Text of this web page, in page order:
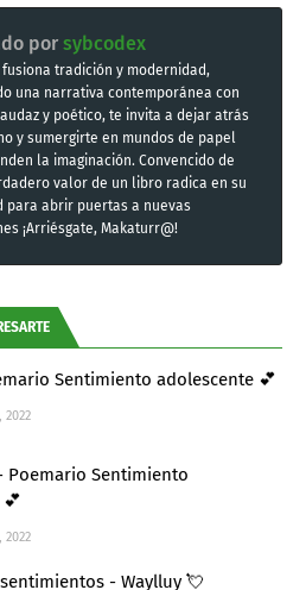
por sybcodex
fusiona tradición y modernidad,
una narrativa contemporánea con
y poético, te invita a dejar atrás
y sumergirte en mundos de papel
la imaginación. Convencido de
valor de un libro radica en su
para abrir puertas a nuevas
¡Arriésgate, Makaturr@!
Sentimiento adolescente 💕
2022
Poemario Sentimiento
2022
- Waylluy 💘